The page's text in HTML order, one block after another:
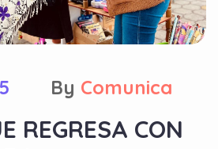
By Comunica
REGRESA CON